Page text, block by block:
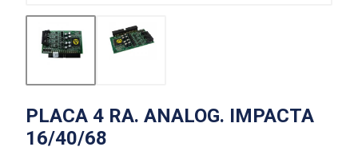
PLACA 4 RA. ANALOG. IMPACTA
16/40/68